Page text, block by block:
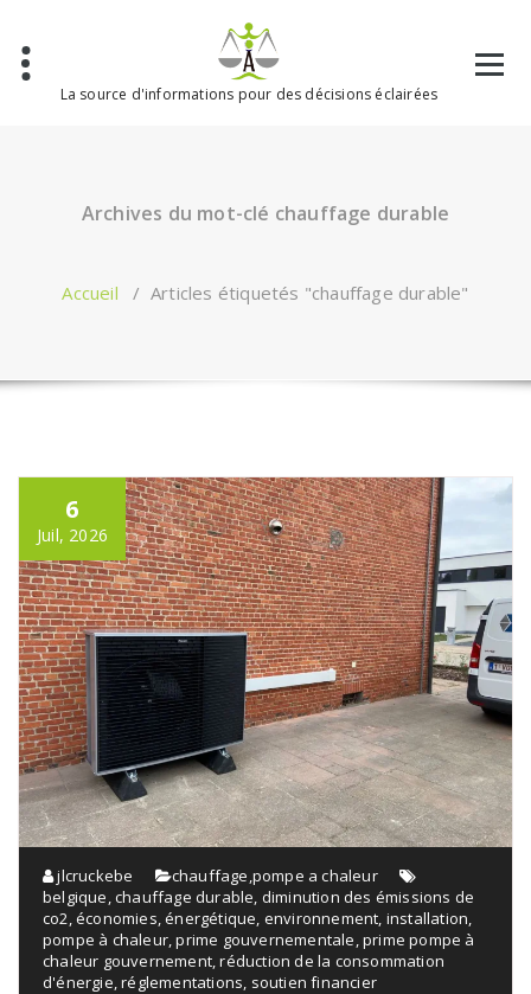
contenu
La source d'informations pour des décisions éclairées
Archives du mot-clé chauffage durable
Accueil / Articles étiquetés "chauffage durable"
6
Juil, 2026
jlcruckebe chauffage pompe a chaleur
belgique ,chauffage durable diminution des émissions de
co2 ,économies ,énergétique environnement installation
pompe à chaleur ,prime gouvernementale ,prime pompe à
chaleur gouvernement ,réduction de la consommation
d'énergie ,réglementations soutien financier